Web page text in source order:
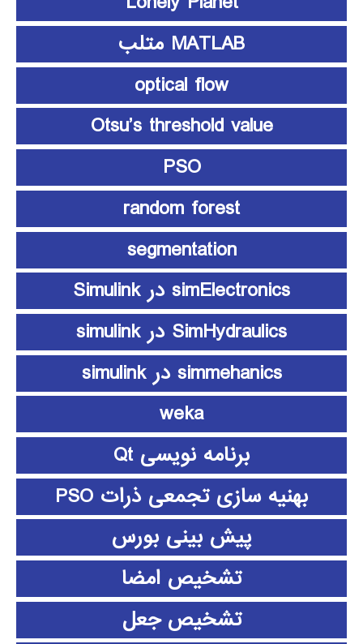
MATLAB متلب
optical flow
Otsu’s threshold value
PSO
random forest
segmentation
simElectronics در Simulink
SimHydraulics در simulink
simmehanics در simulink
weka
برنامه نویسی Qt
بهنیه سازی تجمعی ذرات PSO
پیش بینی بورس
تشخیص امضا
تشخیص جعل